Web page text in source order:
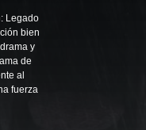
Legado
bien
y
de
al
fuerza